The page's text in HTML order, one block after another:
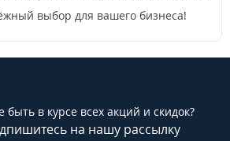
выбор для вашего бизнеса!
быть в курсе всех акций и скидок?
на нашу рассылку